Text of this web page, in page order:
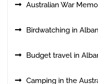
Australian War
Birdwatching in
Budget travel in
Camping in the